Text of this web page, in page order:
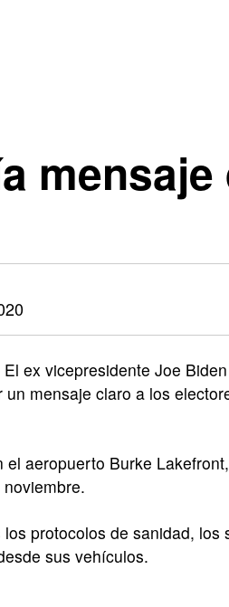
ex vicepresidente Joe
mensaje claro a los
el aeropuerto Burke
protocolos de sanidad,
sus vehículos.